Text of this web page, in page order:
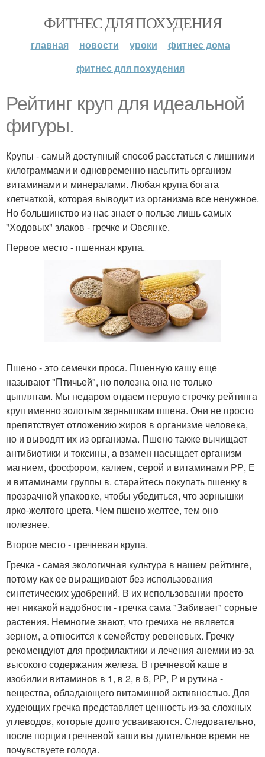
ФИТНЕС ДЛЯ ПОХУДЕНИЯ
главная новости уроки
фитнес дома
фитнес для похудения
Рейтинг круп для идеальной
фигуры.
Крупы - самый доступный способ расстаться с лишними
килограммами и одновременно насытить организм
витаминами и минералами. Любая крупа богата
клетчаткой, которая выводит из организма все ненужное.
Но большинство из нас знает о пользе лишь самых
"Ходовых" злаков - гречке и Овсянке.
Первое место - пшенная крупа.
Пшено - это семечки проса. Пшенную кашу еще
называют "Птичьей", но полезна она не только
цыплятам. Мы недаром отдаем первую строчку рейтинга
круп именно золотым зернышкам пшена. Они не просто
препятствует отложению жиров в организме человека,
но и выводят их из организма. Пшено также вычищает
антибиотики и токсины, а взамен насыщает организм
магнием, фосфором, калием, серой и витаминами РР, Е
и витаминами группы в. старайтесь покупать пшенку в
прозрачной упаковке, чтобы убедиться, что зернышки
ярко-желтого цвета. Чем пшено желтее, тем оно
полезнее.
Второе место - гречневая крупа.
Гречка - самая экологичная культура в нашем рейтинге,
потому как ее выращивают без использования
синтетических удобрений. В их использовании просто
нет никакой надобности - гречка сама "Забивает" сорные
растения. Немногие знают, что гречиха не является
зерном, а относится к семейству ревеневых. Гречку
рекомендуют для профилактики и лечения анемии из-за
высокого содержания железа. В гречневой каше в
изобилии витаминов в 1, в 2, в 6, РР, Р и рутина -
вещества, обладающего витаминной активностью. Для
худеющих гречка представляет ценность из-за сложных
углеводов, которые долго усваиваются. Следовательно,
после порции гречневой каши вы длительное время не
почувствуете голода.